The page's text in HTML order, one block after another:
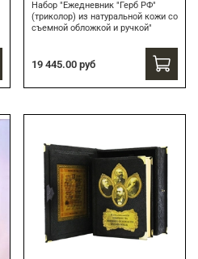
Набор "Ежедневник "Герб РФ"
(триколор) из натуральной кожи со
съемной обложкой и ручкой"
19 445.00 руб